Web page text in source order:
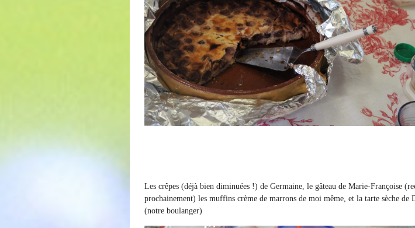
Les crêpes (déjà bien diminuées !) de Germaine, le gâteau de Marie-Françoise
prochainement) les muffins crème de marrons de moi même, et la tarte sèche de
(notre boulanger)